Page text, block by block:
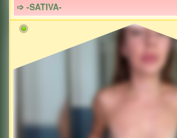
➩ -SATIVA-